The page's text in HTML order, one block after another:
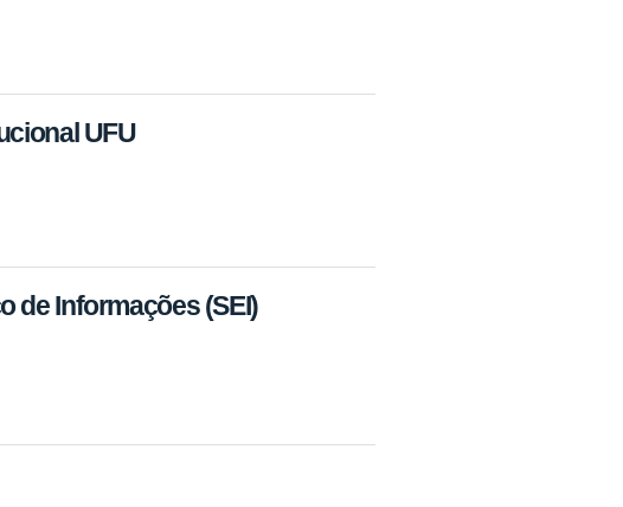
UFU
de Informações (SEI)